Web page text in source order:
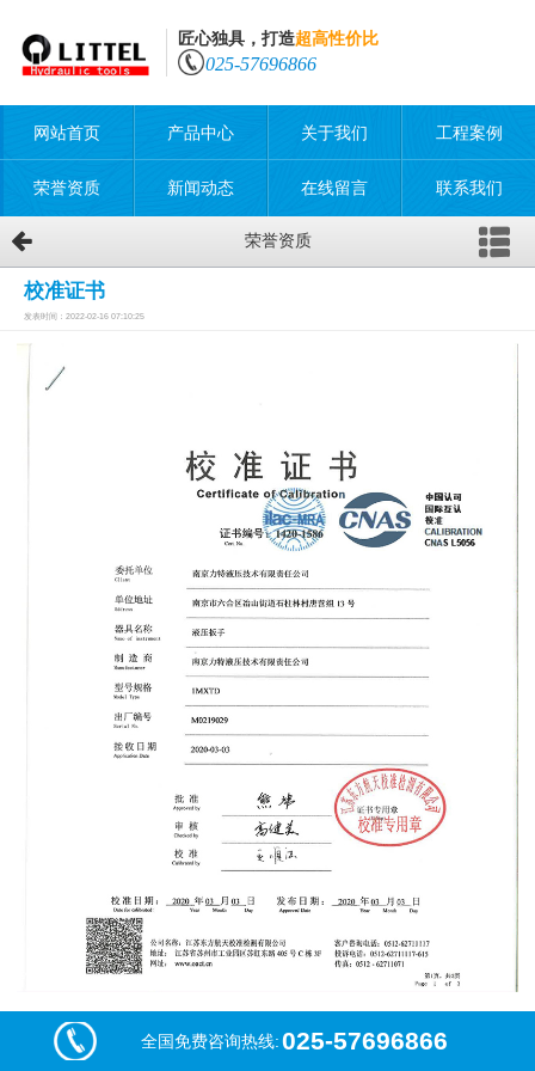
匠心独具，打造超高性价比
025-57696866
网站首页 产品中心 关于我们 工程案例
荣誉资质 新闻动态 在线留言 联系我们
荣誉资质
校准证书
发表时间：2022-02-16 07:10:25
全国免费咨询热线:025-57696866